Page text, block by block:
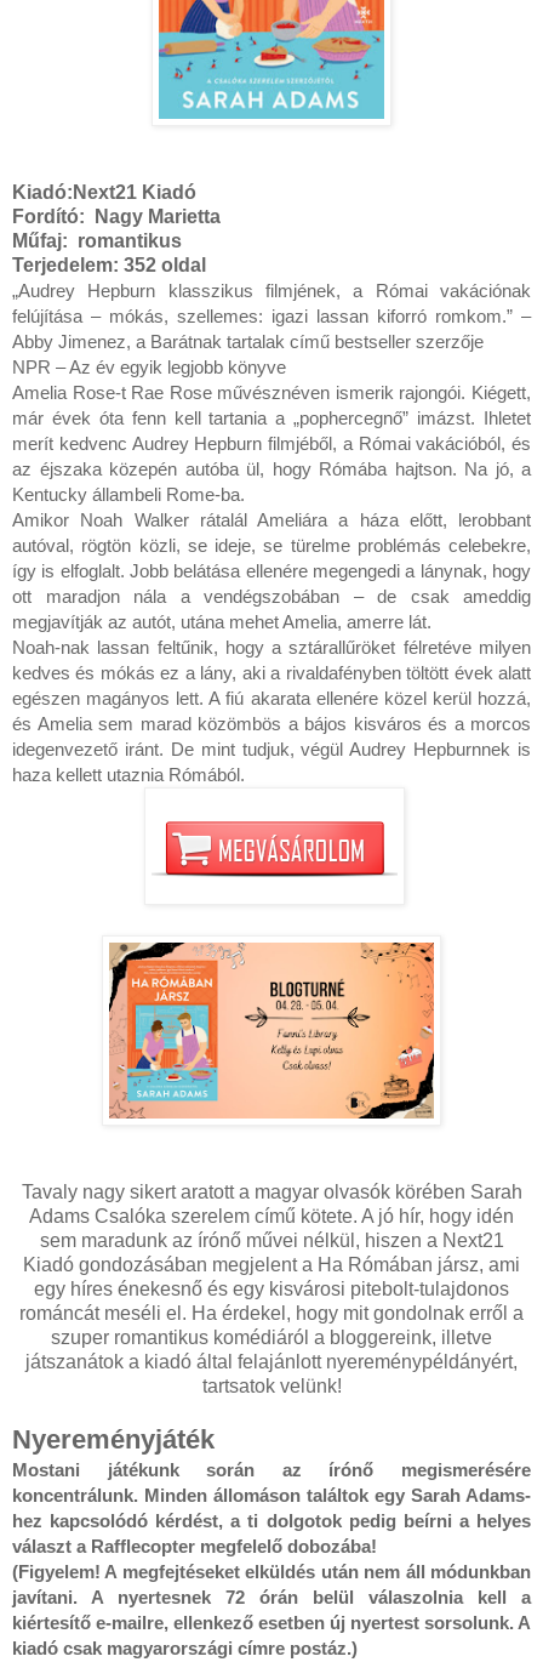
Kiadó: Next21 Kiadó
Fordító:
Nagy Marietta
Műfaj: romantikus
Terjedelem: 352 oldal
„Audrey Hepburn klasszikus filmjének, a Római vakációnak
felújítása – mókás, szellemes: igazi lassan kiforró romkom.” –
Abby Jimenez, a Barátnak tartalak című bestseller szerzője
NPR – Az év egyik legjobb könyve
Amelia Rose-t Rae Rose művésznéven ismerik rajongói. Kiégett,
már évek óta fenn kell tartania a „pophercegnő” imázst. Ihletet
merít kedvenc Audrey Hepburn filmjéből, a Római vakációból, és
az éjszaka közepén autóba ül, hogy Rómába hajtson. Na jó, a
Kentucky állambeli Rome-ba.
Amikor Noah Walker rátalál Ameliára a háza előtt, lerobbant
autóval, rögtön közli, se ideje, se türelme problémás celebekre,
így is elfoglalt. Jobb belátása ellenére megengedi a lánynak, hogy
ott maradjon nála a vendégszobában – de csak ameddig
megjavítják az autót, utána mehet Amelia, amerre lát.
Noah-nak lassan feltűnik, hogy a sztárallűröket félretéve milyen
kedves és mókás ez a lány, aki a rivaldafényben töltött évek alatt
egészen magányos lett. A fiú akarata ellenére közel kerül hozzá,
és Amelia sem marad közömbös a bájos kisváros és a morcos
idegenvezető iránt. De mint tudjuk, végül Audrey Hepburnnek is
haza kellett utaznia Rómából.
Tavaly nagy sikert aratott a magyar olvasók körében Sarah
Adams Csalóka szerelem című kötete. A jó hír, hogy idén
sem maradunk az írónő művei nélkül, hiszen a Next21
Kiadó gondozásában megjelent a Ha Rómában jársz, ami
egy híres énekesnő és egy kisvárosi pitebolt-tulajdonos
románcát meséli el. Ha érdekel, hogy mit gondolnak erről a
szuper romantikus komédiáról a bloggereink, illetve
játszanátok a kiadó által felajánlott nyereménypéldányért,
tartsatok velünk!
Nyereményjáték
Mostani játékunk során az írónő megismerésére
koncentrálunk. Minden állomáson találtok egy Sarah Adams-
hez kapcsolódó kérdést, a ti dolgotok pedig beírni a helyes
választ a Rafflecopter megfelelő dobozába!
(Figyelem! A megfejtéseket elküldés után nem áll módunkban
javítani. A nyertesnek 72 órán belül válaszolnia kell a
kiértesítő e-mailre, ellenkező esetben új nyertest sorsolunk. A
kiadó csak magyarországi címre postáz.)